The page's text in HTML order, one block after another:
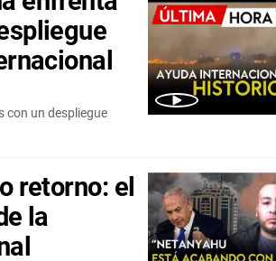
con un despliegue
retorno: el
la